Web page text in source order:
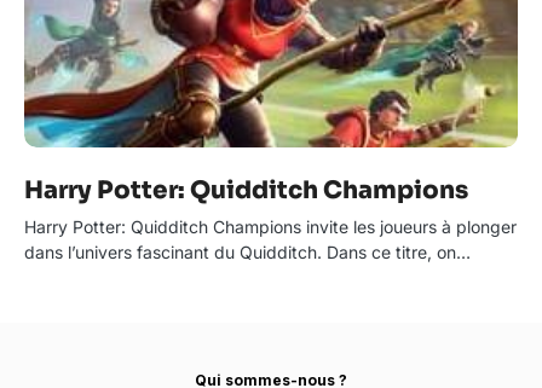
Harry Potter: Quidditch Champions
Harry Potter: Quidditch Champions invite les joueurs à plonger
dans l’univers fascinant du Quidditch. Dans ce titre, on…
Qui sommes-nous ?